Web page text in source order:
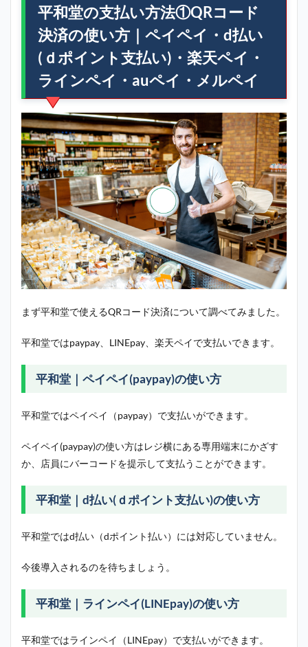
平和堂の支払い方法①QRコード
決済の使い方｜ペイペイ・d払い
(ｄポイント支払い)・楽天ペイ・
ラインペイ・auペイ・メルペイ
まず平和堂で使えるQRコード決済について調べてみました。
平和堂ではpaypay、LINEpay、楽天ペイで支払いできます。
平和堂｜ペイペイ(paypay)の使い方
平和堂ではペイペイ（paypay）で支払いができます。
ペイペイ(paypay)の使い方はレジ横にある専用端末にかざす
か、店員にバーコードを提示して支払うことができます。
平和堂｜d払い(ｄポイント支払い)の使い方
平和堂ではd払い（dポイント払い）には対応していません。
今後導入されるのを待ちましょう。
平和堂｜ラインペイ(LINEpay)の使い方
平和堂ではラインペイ（LINEpay）で支払いができます。